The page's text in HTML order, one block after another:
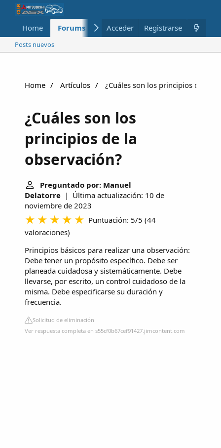
Home Forums Nuevo Miembros
Acceder Registrarse
Posts nuevos
Home Artículos ¿Cuáles son los principios de la
¿Cuáles son los
principios de la
observación?
Preguntado por: Manuel
Delatorre | Última actualización: 10 de
noviembre de 2023
Puntuación: 5/5 (44
valoraciones)
Principios básicos para realizar una observación:
Debe tener un propósito específico. Debe ser
planeada cuidadosa y sistemáticamente. Debe
llevarse, por escrito, un control cuidadoso de la
misma. Debe especificarse su duración y
frecuencia.
Solicitud de eliminación
Ver respuesta completa en s55cf0b67cef91427.jimcontent.com